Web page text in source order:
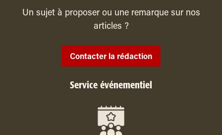
Un sujet à proposer ou une remarque sur nos
articles ?
Contacter la rédaction
Service événementiel